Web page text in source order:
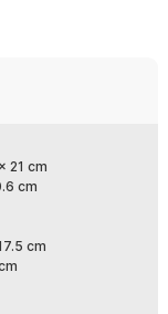
tebal anti
Cocok untuk ide
kesan premium.
tampilan
awet dan tahan
21 cm
cm
cm